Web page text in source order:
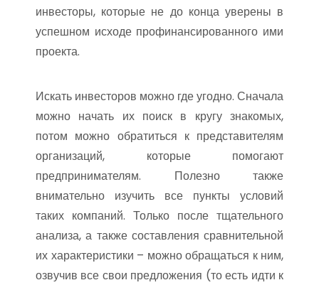
инвесторы, которые не до конца уверены в
успешном исходе профинансированного ими
проекта.
Искать инвесторов можно где угодно. Сначала
можно начать их поиск в кругу знакомых,
потом можно обратиться к представителям
организаций, которые помогают
предпринимателям. Полезно также
внимательно изучить все пункты условий
таких компаний. Только после тщательного
анализа, а также составления сравнительной
их характеристики – можно обращаться к ним,
озвучив все свои предложения (то есть идти к